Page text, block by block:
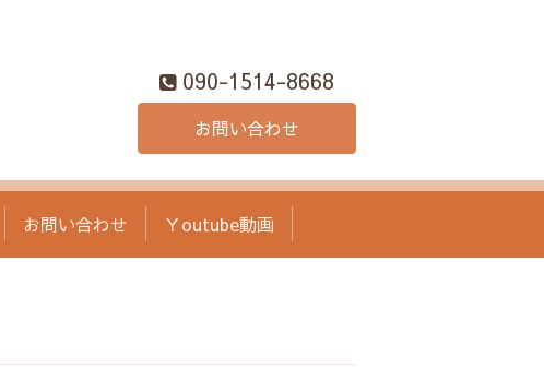
090-1514-8668
お問い合わせ
お問い合わせ Ｙoutube動画